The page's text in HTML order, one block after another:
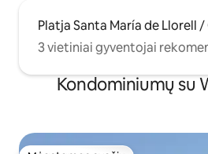
Platja Santa María de Llorell
3 vietiniai gyventojai
Kondominiumų su